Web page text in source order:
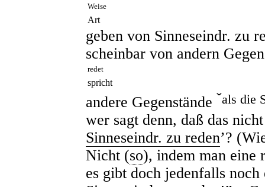
Weise
Art
geben von Sinneseindr. zu
scheinbar von andern
redet
spricht
andere Gegenstände ˇals die
wer sagt denn, daß das
Sinneseindr. zu reden’?
Nicht (so), indem man eine
es gibt doch jedenfalls